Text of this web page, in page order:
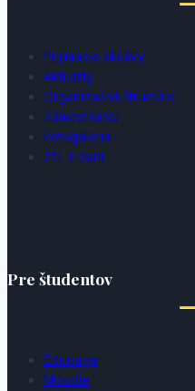
Prijímacie skúšky
Aktuality
Organizačná štruktúra
Zamestnanci
Fotogaléria
2% z daní
Pre študentov
Edupage
Moodle